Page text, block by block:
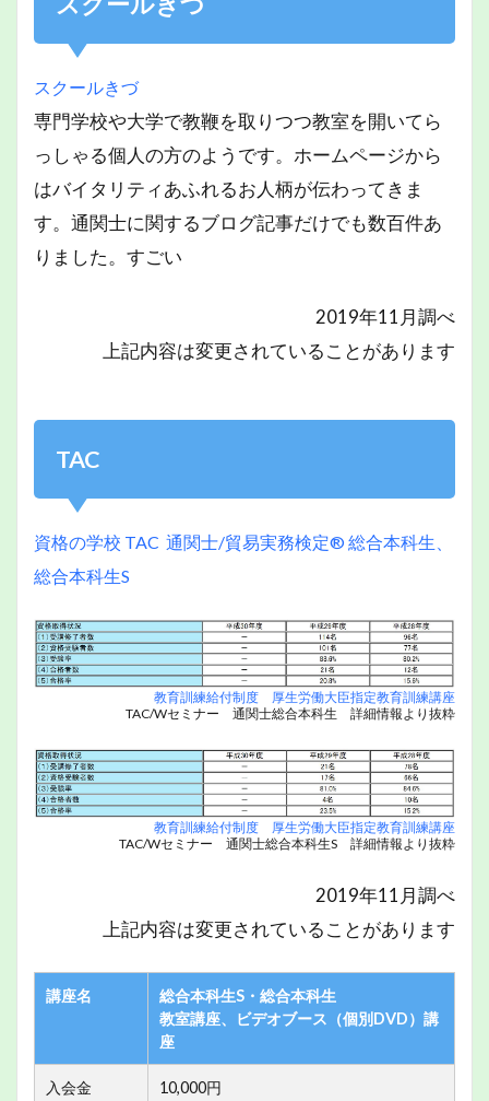
スクールきづ
専門学校や大学で教鞭を取りつつ教室を開いてら
っしゃる個人の方のようです。ホームページから
はバイタリティあふれるお人柄が伝わってきま
す。通関士に関するブログ記事だけでも数百件あ
りました。すごい
2019年11月調べ
上記内容は変更されていることがあります
TAC
資格の学校 TAC 通関士/貿易実務検定® 総合本科生、
総合本科生S
教育訓練給付制度 厚生労働大臣指定教育訓練講座
TAC/Wセミナー 通関士総合本科生 詳細情報より抜粋
教育訓練給付制度 厚生労働大臣指定教育訓練講座
TAC/Wセミナー 通関士総合本科生S 詳細情報より抜粋
2019年11月調べ
上記内容は変更されていることがあります
講座名
総合本科生S・総合本科生
教室講座、ビデオブース（個別DVD）講
座
入会金 10,000円